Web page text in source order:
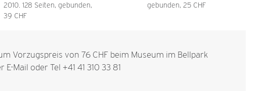
2010. 128 Seiten, gebunden,
39 CHF
gebunden, 25 CHF
Vorzugspreis von 76 CHF beim Museum im Bellpark
E-Mail oder Tel +41 41 310 33 81